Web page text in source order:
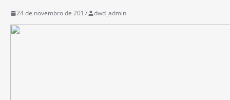
24 de novembro de 2017 dwd_admin